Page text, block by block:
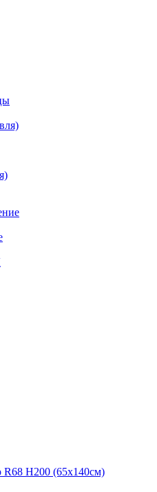
R68 H200 (65x140см)